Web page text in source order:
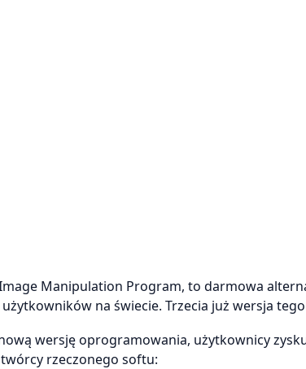
Image Manipulation Program, to darmowa
na świecie. Trzecia już wersja
nową wersję oprogramowania, użytkownicy
rzeczonego softu: